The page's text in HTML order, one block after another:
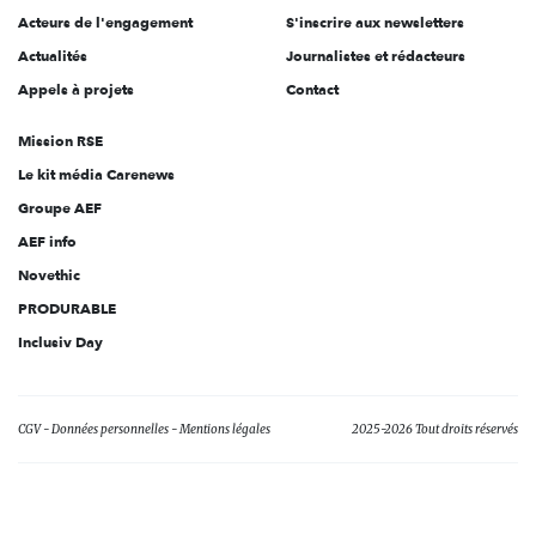
Acteurs de l'engagement
Actualités
Appels à projets
S'inscrire aux newsletters
Journalistes et rédacteurs
Contact
Mission RSE
Le kit média Carenews
Groupe AEF
AEF info
Novethic
PRODURABLE
Inclusiv Day
CGV Données personnelles Mentions légales 2025-2026 Tout droits réservés